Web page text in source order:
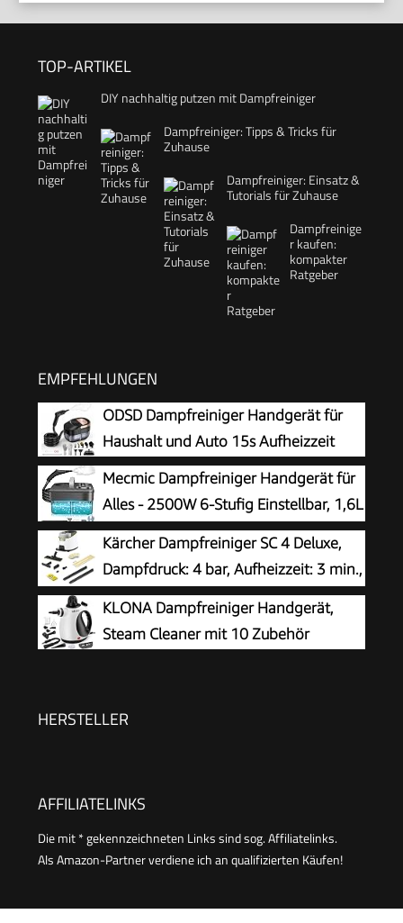
TOP-ARTIKEL
DIY nachhaltig putzen mit Dampfreiniger
Dampfreiniger: Tipps & Tricks für
Zuhause
Dampfreiniger: Einsatz &
Tutorials für Zuhause
Dampfreinige
r kaufen:
kompakter
Ratgeber
EMPFEHLUNGEN
ODSD Dampfreiniger Handgerät für
Haushalt und Auto 15s Aufheizzeit
Mecmic Dampfreiniger Handgerät für
Alles - 2500W 6-Stufig Einstellbar, 1,6L
Wassertank, 120 °C Dampf, 15s
Aufheizzeit, Tragbar mit 10 Zubehörteilen,
Dampfreinigung für Boden,
Polstermöbel,Fenster,Auto
Kärcher Dampfreiniger SC 4 Deluxe,
Dampfdruck: 4 bar, Aufheizzeit: 3 min.,
Fläche: ca. 130 m², Tank: 0,5 l + 1,3 l,
inkl. Bodenreinigungsset EasyFix, Düsen,
Mikrofaser-Überzug und Bürsten, Weiß
KLONA Dampfreiniger Handgerät,
Steam Cleaner mit 10 Zubehör
HERSTELLER
AFFILIATELINKS
Die mit * gekennzeichneten Links sind sog. Affiliatelinks.
Als Amazon-Partner verdiene ich an qualifizierten Käufen!